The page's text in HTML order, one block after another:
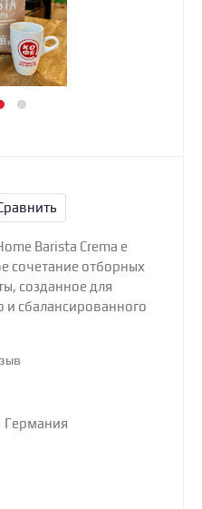
Barista Crema e
сочетание отборных
созданное для
сбалансированного
Германия